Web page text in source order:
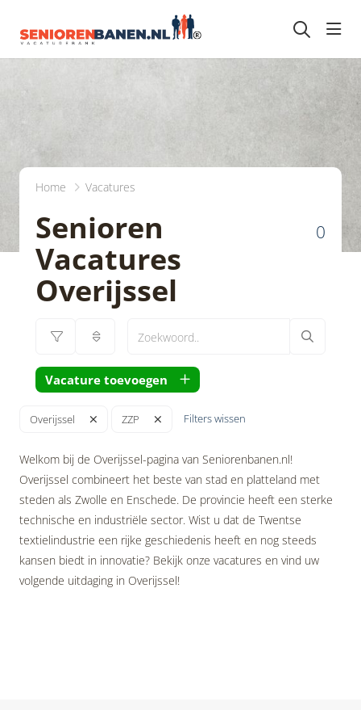
Home Vacatures
Senioren
Vacatures
Overijssel
0
Vacature toevoegen
Overijssel ZZP Filters wissen
Welkom bij de Overijssel-pagina van Seniorenbanen.nl!
Overijssel combineert het beste van stad en platteland met
steden als Zwolle en Enschede. De provincie heeft een sterke
technische en industriële sector. Wist u dat de Twentse
textielindustrie een rijke geschiedenis heeft en nog steeds
kansen biedt in innovatie? Bekijk onze vacatures en vind uw
volgende uitdaging in Overijssel!